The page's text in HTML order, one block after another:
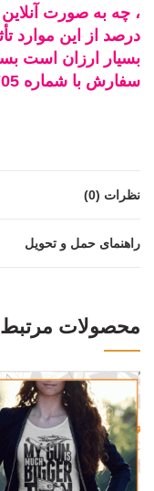
درصد از این موارد
بسیار ارزان است
سفارش با شماره 09904534705 تماس بگیرید.
نظرات (0)
راهنمای حمل و تحویل
محصولات مرتبط